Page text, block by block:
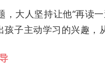
，大人坚持让他“再读
孩子主动学习的兴趣，